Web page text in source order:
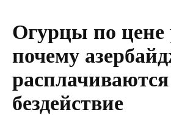
Огурцы по
почему
расплачиваются
бездействие